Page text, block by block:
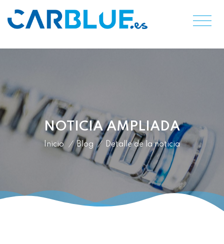
NOTICIA AMPLIADA
Inicio / Blog / Detalle de la noticia